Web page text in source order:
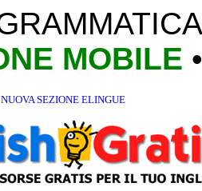
MOBILE
NUOVA SEZIONE ELINGUE